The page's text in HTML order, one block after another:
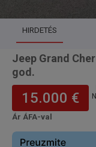
HIRDETÉS
Jeep Grand
god.
15.000 €
Ár ÁFA-val